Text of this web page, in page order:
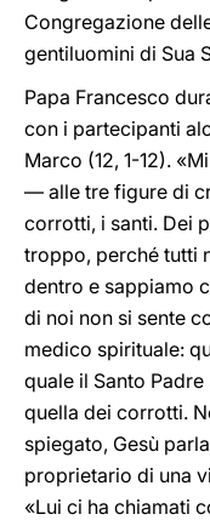
Congregazione
gentiluomini di Sua
Papa Francesco
con i partecipanti
Marco (12, 1-12).
— alle tre figure di
corrotti, i santi. Dei
troppo, perché tutti
dentro e sappiamo
di noi non si sente
medico spirituale:
quale il Santo
quella dei corrotti.
spiegato, Gesù
proprietario di una
«Lui ci ha chiamati